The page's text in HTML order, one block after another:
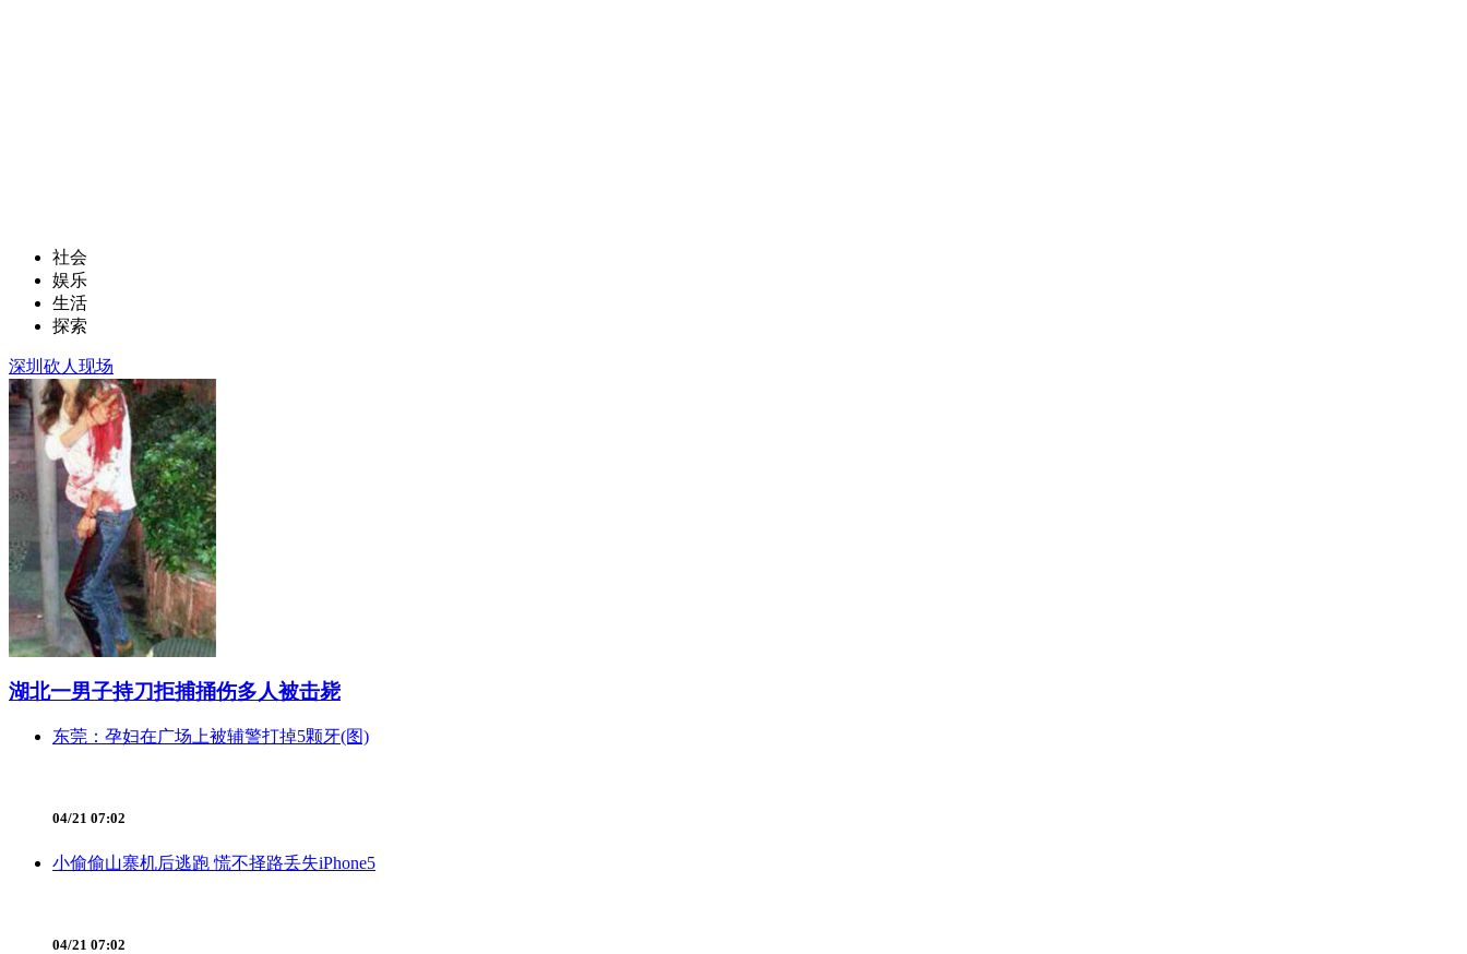
社会
娱乐
生活
探索
深圳砍人现场
湖北一男子持刀拒捕捅伤多人被击毙
东莞：孕妇在广场上被辅警打掉5颗牙(图)
04/21 07:02
小偷偷山寨机后逃跑 慌不择路丢失iPhone5
04/21 07:02